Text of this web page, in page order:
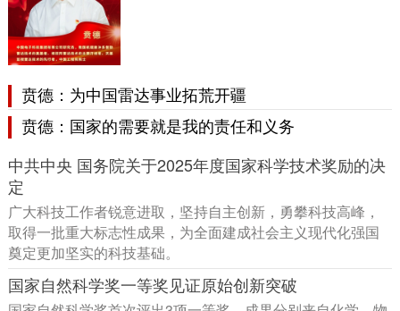
贲德：为中国雷达事业拓荒开疆
贲德：国家的需要就是我的责任和义务
中共中央 国务院关于2025年度国家科学技术奖励的决
定
广大科技工作者锐意进取，坚持自主创新，勇攀科技高峰，
取得一批重大标志性成果，为全面建成社会主义现代化强国
奠定更加坚实的科技基础。
国家自然科学奖一等奖见证原始创新突破